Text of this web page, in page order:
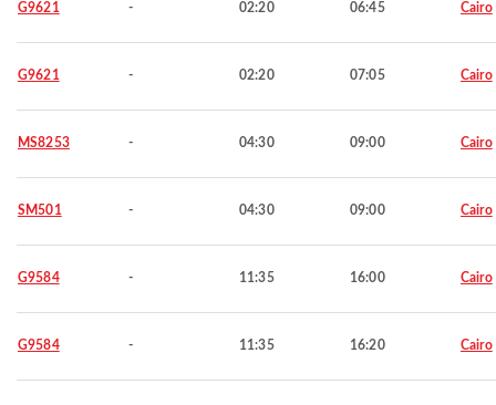
G9621 - 02:20 06:45 Cairo
G9621 - 02:20 07:05 Cairo
MS8253 - 04:30 09:00 Cairo
SM501 - 04:30 09:00 Cairo
G9584 - 11:35 16:00 Cairo
G9584 - 11:35 16:20 Cairo